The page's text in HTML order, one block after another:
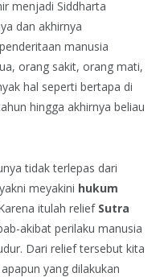
menjadi Siddharta
dan akhirnya
manusia
orang sakit, orang mati,
hal seperti bertapa di
hingga akhirnya beliau
tidak terlepas dari
meyakini hukum
itulah relief Sutra
akibat perilaku manusia
Dari relief tersebut kita
yang dilakukan